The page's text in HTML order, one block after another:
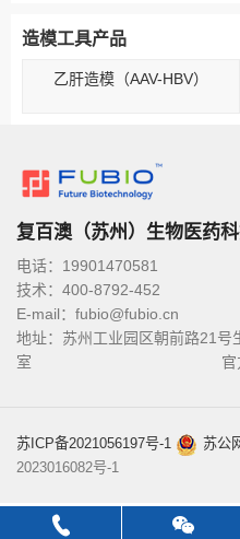
造模工具产品
乙肝造模（AAV-HBV）
复百澳（苏州）生物医药
电话：19901470581
技术：400-8792-452
E-mail：fubio@fubio.cn
地址：苏州工业园区朝前路21
室
苏ICP备2021056197号-1 苏公
2023016082号-1